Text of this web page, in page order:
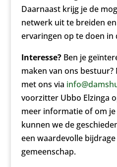
Daarnaast krijg je de
netwerk uit te breiden
ervaringen op te doen in
Interesse?Ben je
maken van ons
met ons via
voorzitter Ubbo Elzinga
meer informatie of om je
kunnen we de
een waardevolle
gemeenschap.